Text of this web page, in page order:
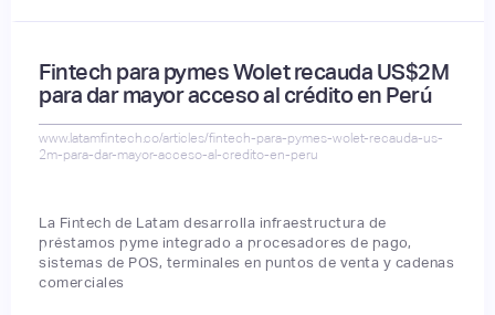
Fintech para pymes Wolet recauda US$2M
para dar mayor acceso al crédito en Perú
www.latamfintech.co/articles/fintech-para-pymes-wolet-recauda-us-
2m-para-dar-mayor-acceso-al-credito-en-peru
La Fintech de Latam desarrolla infraestructura de
préstamos pyme integrado a procesadores de pago,
sistemas de POS, terminales en puntos de venta y cadenas
comerciales